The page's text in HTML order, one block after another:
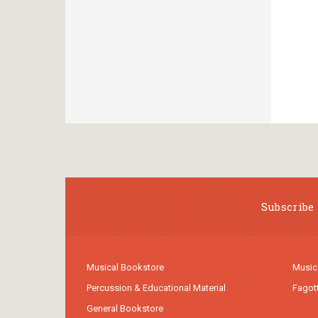
Musical Bookstore
Percussion & Educational Material
General Bookstore